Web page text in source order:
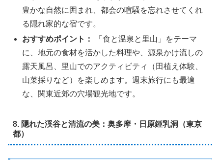
豊かな自然に囲まれ、都会の喧騒を忘れさせてくれ
る隠れ家的な宿です。
おすすめポイント：
「食と温泉と里山」をテーマ
に、地元の食材を活かした料理や、源泉かけ流しの
露天風呂、里山でのアクティビティ（田植え体験、
山菜採りなど）を楽しめます。週末旅行にも最適
な、関東近郊の穴場観光地です。
8. 隠れた渓谷と清流の美：奥多摩・日原鍾乳洞（東京
都）